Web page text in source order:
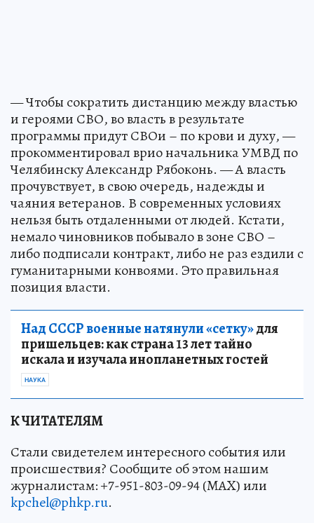
— Чтобы сократить дистанцию между властью
и героями СВО, во власть в результате
программы придут СВОи – по крови и духу, —
прокомментировал врио начальника УМВД по
Челябинску Александр Рябоконь. — А власть
прочувствует, в свою очередь, надежды и
чаяния ветеранов. В современных условиях
нельзя быть отдаленными от людей. Кстати,
немало чиновников побывало в зоне СВО –
либо подписали контракт, либо не раз ездили с
гуманитарными конвоями. Это правильная
позиция власти.
Над СССР военные натянули «сетку»для
пришельцев: как страна 13 лет тайно
искала и изучала инопланетных гостей
НАУКА
К ЧИТАТЕЛЯМ
Стали свидетелем интересного события или
происшествия? Сообщите об этом нашим
журналистам: +7-951-803-09-94 (MAX) или
kpchel@phkp.ru.